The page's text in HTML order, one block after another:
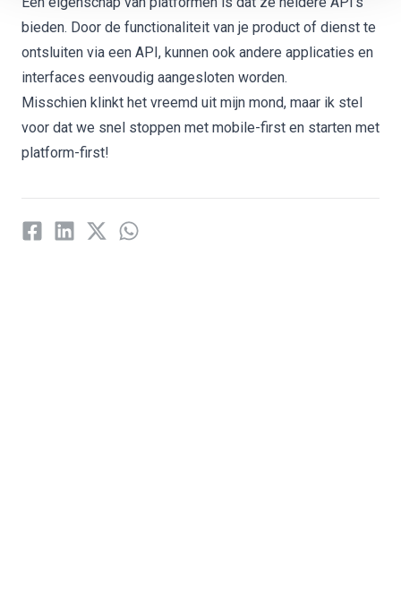
bieden. Door de functionaliteit van je product of dienst te
ontsluiten via een API, kunnen ook andere applicaties en
interfaces eenvoudig aangesloten worden.
Misschien klinkt het vreemd uit mijn mond, maar ik stel
voor dat we snel stoppen met mobile-first en starten met
platform-first!